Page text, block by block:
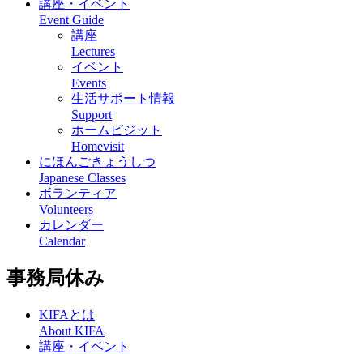
講座・イベント
Event Guide
講座
Lectures
イベント
Events
生活サポート情報
Support
ホームビジット
Homevisit
にほんごきょうしつ
Japanese Classes
ボランティア
Volunteers
カレンダー
Calendar
事務局休み
KIFAとは
About KIFA
講座・イベント